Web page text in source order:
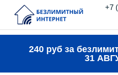
+7
240 руб за
31